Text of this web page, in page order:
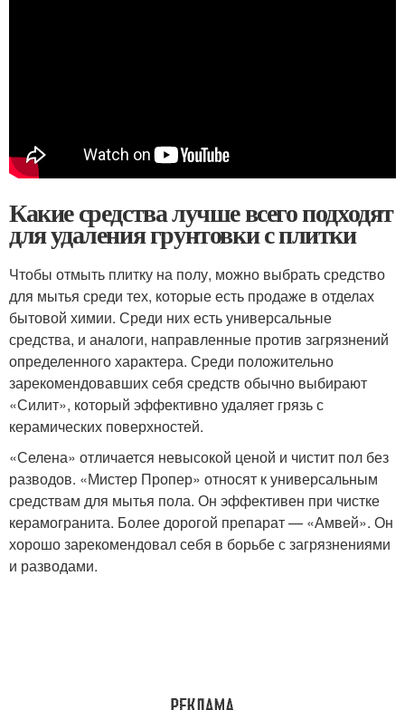
Какие средства лучше всего подходят
для удаления грунтовки с плитки
Чтобы отмыть плитку на полу, можно выбрать средство
для мытья среди тех, которые есть продаже в отделах
бытовой химии. Среди них есть универсальные
средства, и аналоги, направленные против загрязнений
определенного характера. Среди положительно
зарекомендовавших себя средств обычно выбирают
«Силит», который эффективно удаляет грязь с
керамических поверхностей.
«Селена» отличается невысокой ценой и чистит пол без
разводов. «Мистер Пропер» относят к универсальным
средствам для мытья пола. Он эффективен при чистке
керамогранита. Более дорогой препарат — «Амвей». Он
хорошо зарекомендовал себя в борьбе с загрязнениями
и разводами.